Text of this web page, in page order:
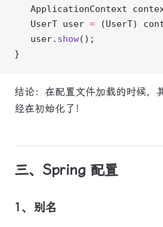
ApplicationContext
   UserT user
= (UserT)
   user.
show();
}
结论：在配置文件加载的时候，
经在初始化了！
三、Spring 配置
1、别名